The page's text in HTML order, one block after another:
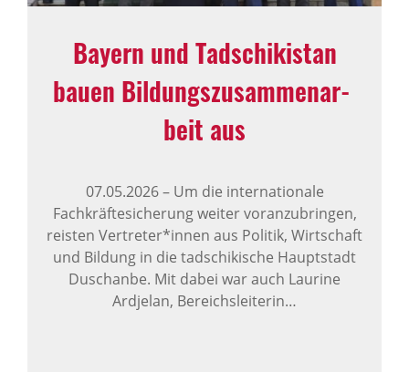
Bayern und Tadschi­ki­stan
bauen Bildungs­zu­sam­men­ar­
beit aus
07.05.2026–Um die internationale
Fachkräftesicherung weiter voranzubringen,
reisten Vertreter*innen aus Politik, Wirtschaft
und Bildung in die tadschikische Hauptstadt
Duschanbe. Mit dabei war auch Laurine
Ardjelan, Bereichsleiterin…